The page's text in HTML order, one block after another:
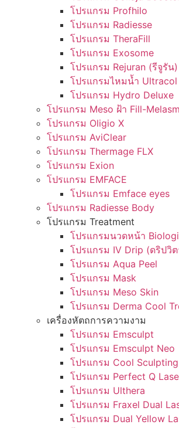
โปรแกรม Profhilo
โปรแกรม Radiesse
โปรแกรม TheraFill
โปรแกรม Exosome
โปรแกรม Rejuran (รีจูรัน)
โปรแกรมไหมน้ำ Ultracol
โปรแกรม Hydro Deluxe
โปรแกรม Meso ฝ้า Fill-
โปรแกรม Oligio X
โปรแกรม AviClear
โปรแกรม Thermage FLX
โปรแกรม Exion
โปรแกรม EMFACE
โปรแกรม Emface eyes
โปรแกรม Radiesse Body
โปรแกรม Treatment
โปรแกรมนวดหน้า
โปรแกรม IV Drip (ดริปวิ
โปรแกรม Aqua Peel
โปรแกรม Mask
โปรแกรม Meso Skin
โปรแกรม Derma Cool
เครื่องหัตถการความงาม
โปรแกรม Emsculpt
โปรแกรม Emsculpt Neo
โปรแกรม Cool Sculpting
โปรแกรม Perfect Q
โปรแกรม Ulthera
โปรแกรม Fraxel Dual
โปรแกรม Dual Yellow